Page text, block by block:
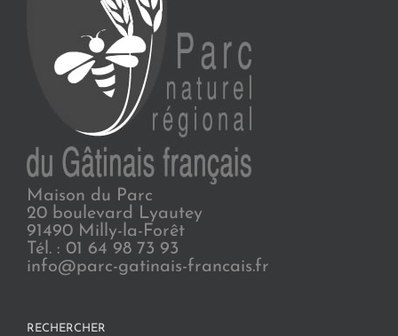
Maison du Parc
20 boulevard Lyautey
91490 Milly-la-Forêt
Tél. : 01 64 98 73 93
info@parc-gatinais-francais.fr
RECHERCHER